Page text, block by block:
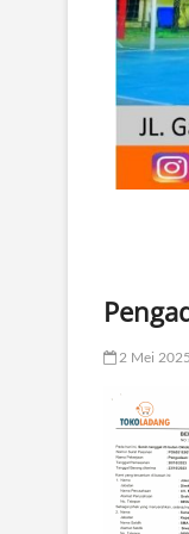
2 Mei 2025